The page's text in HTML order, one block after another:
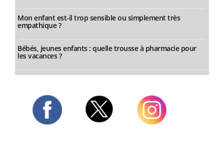
Mon enfant est-il trop sensible ou simplement très
empathique ?
Bébés, jeunes enfants : quelle trousse à pharmacie pour
les vacances ?